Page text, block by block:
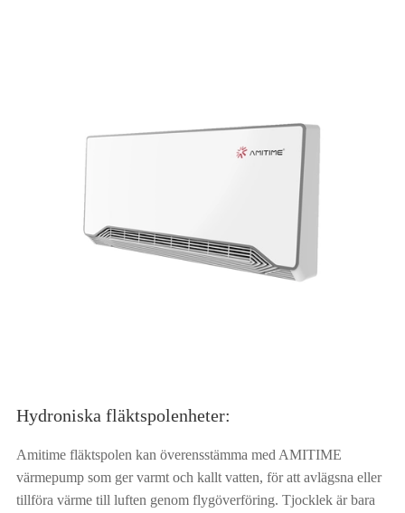
Hydroniska fläktspolenheter:
Amitime fläktspolen kan överensstämma med AMITIME
värmepump som ger varmt och kallt vatten, för att avlägsna eller
tillföra värme till luften genom flygöverföring. Tjocklek är bara